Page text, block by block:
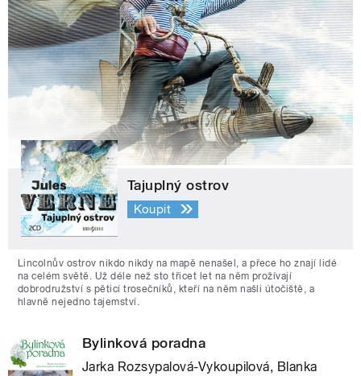
Tajuplný ostrov
Koupit
Lincolnův ostrov nikdo nikdy na mapě nenašel, a přece ho znají lidé
na celém světě. Už déle než sto třicet let na něm prožívají
dobrodružství s pěticí trosečníků, kteří na něm našli útočiště, a
hlavně nejedno tajemství.
Bylinková poradna
Jarka Rozsypalová-Vykoupilová, Blanka